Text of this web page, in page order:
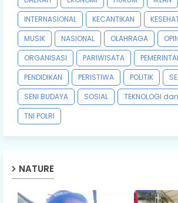
INTERNASIONAL
KECANTIKAN
MUSIK
NASIONAL OLAHRAGA
ORGANISASI
PARIWISATA
PENDIDIKAN
PERISTIWA POLITIK
SENI BUDAYA
SOSIAL
TEKNOLOGI
TNI POLRI
NATURE